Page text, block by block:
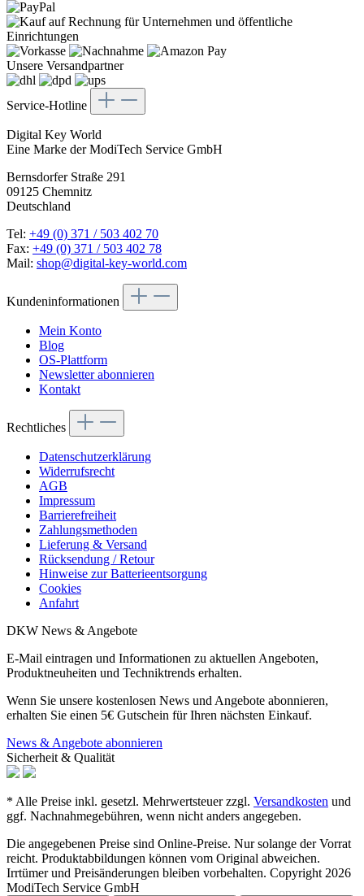
Unsere Versandpartner
Service-Hotline
Digital Key World
Eine Marke der ModiTech Service GmbH
Bernsdorfer Straße 291
09125 Chemnitz
Deutschland
Tel: +49 (0) 371 / 503 402 70
Fax: +49 (0) 371 / 503 402 78
Mail: shop@digital-key-world.com
Kundeninformationen
Mein Konto
Blog
OS-Plattform
Newsletter abonnieren
Kontakt
Rechtliches
Datenschutzerklärung
Widerrufsrecht
AGB
Impressum
Barrierefreiheit
Zahlungsmethoden
Lieferung & Versand
Rücksendung / Retour
Hinweise zur Batterieentsorgung
Cookies
Anfahrt
DKW News & Angebote
E-Mail eintragen und Informationen zu aktuellen Angeboten,
Produktneuheiten und Techniktrends erhalten.
Wenn Sie unsere kostenlosen News und Angebote abonnieren,
erhalten Sie einen 5€ Gutschein für Ihren nächsten Einkauf.
News & Angebote abonnieren
Sicherheit & Qualität
* Alle Preise inkl. gesetzl. Mehrwertsteuer zzgl. Versandkosten und
ggf. Nachnahmegebühren, wenn nicht anders angegeben.
Die angegebenen Preise sind Online-Preise. Nur solange der Vorrat
reicht. Produktabbildungen können vom Original abweichen.
Irrtümer und Preisänderungen bleiben vorbehalten. Copyright 2026
ModiTech Service GmbH